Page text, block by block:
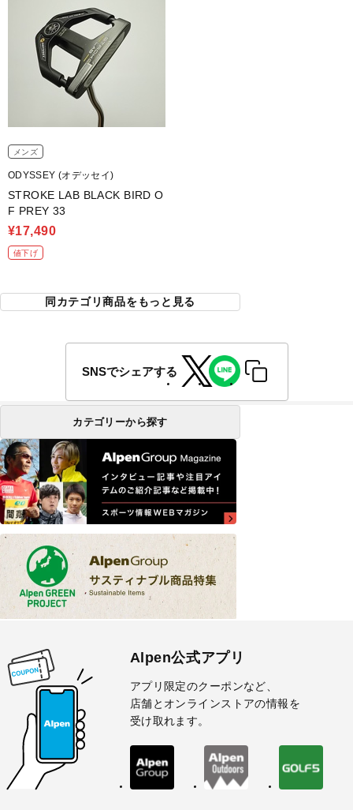
メンズ
ODYSSEY (オデッセイ)
STROKE LAB BLACK BIRD O
F PREY 33
¥17,490
値下げ
同カテゴリ商品をもっと見る
SNSでシェアする
カテゴリーから探す
Alpen公式アプリ
アプリ限定のクーポンなど、
店舗とオンラインストアの情報を
受け取れます。